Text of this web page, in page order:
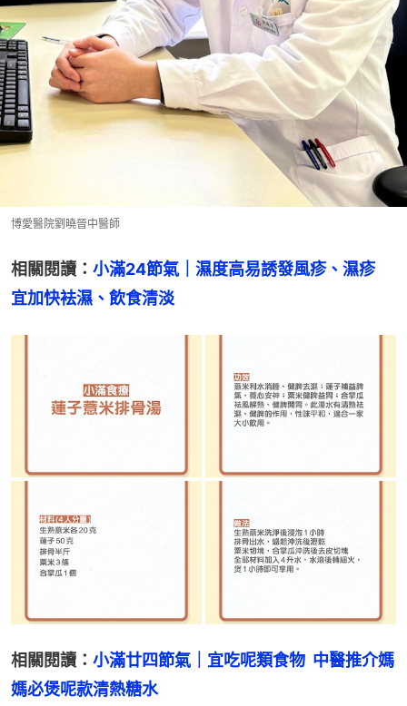
博愛醫院劉曉晉中醫師
相關閱讀： 小滿24節氣｜濕度高易誘發風疹、濕疹
宜加快袪濕、飲食清淡
相關閱讀： 小滿廿四節氣｜宜吃呢類食物  中醫推介媽
媽必煲呢款清熱糖水